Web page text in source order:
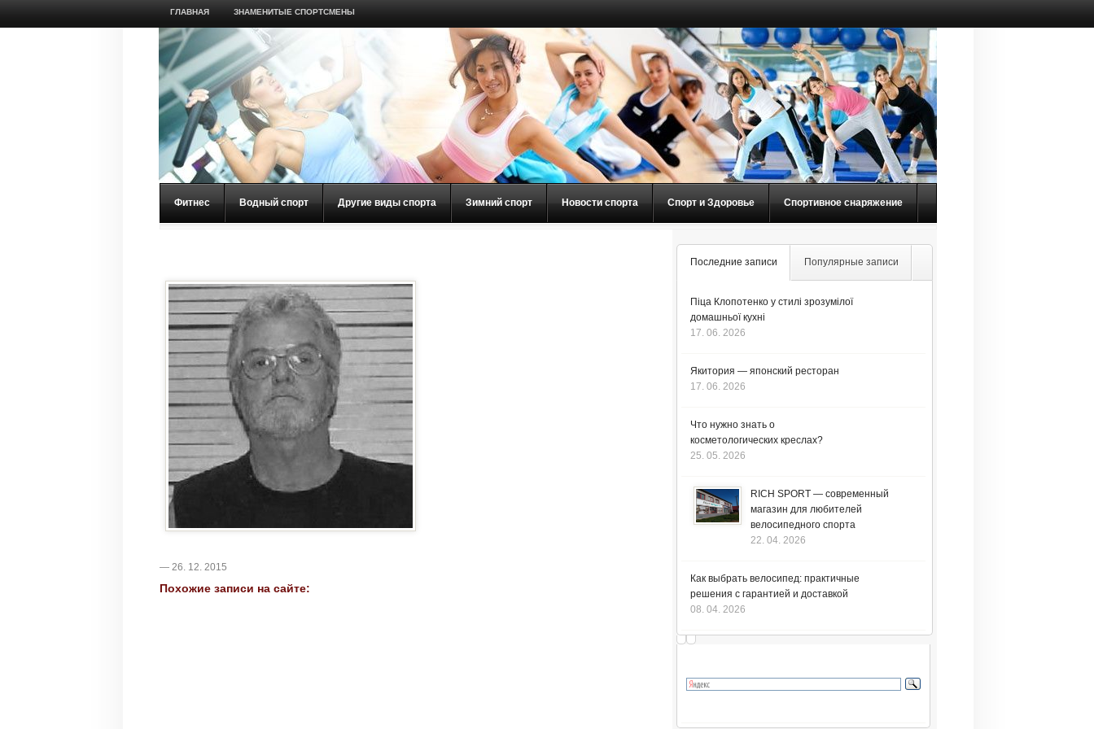
ГЛАВНАЯ ЗНАМЕНИТЫЕ СПОРТСМЕНЫ
Фитнес Водный спорт Другие виды спорта Зимний спорт Новости спорта Спорт и Здоровье Спортивное снаряжение
— 26. 12. 2015
Похожие записи на сайте:
Последние записи Популярные записи
Піца Клопотенко у стилі зрозумілої
домашньої кухні
17. 06. 2026
Якитория — японский ресторан
17. 06. 2026
Что нужно знать о
косметологических креслах?
25. 05. 2026
RICH SPORT — современный
магазин для любителей
велосипедного спорта
22. 04. 2026
Как выбрать велосипед: практичные
решения с гарантией и доставкой
08. 04. 2026